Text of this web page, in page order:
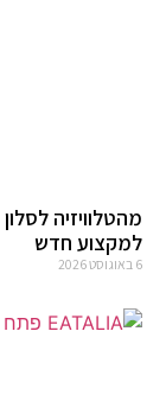
מהטלוויזיה
למקצוע חדש
6 באוגוסט 2026